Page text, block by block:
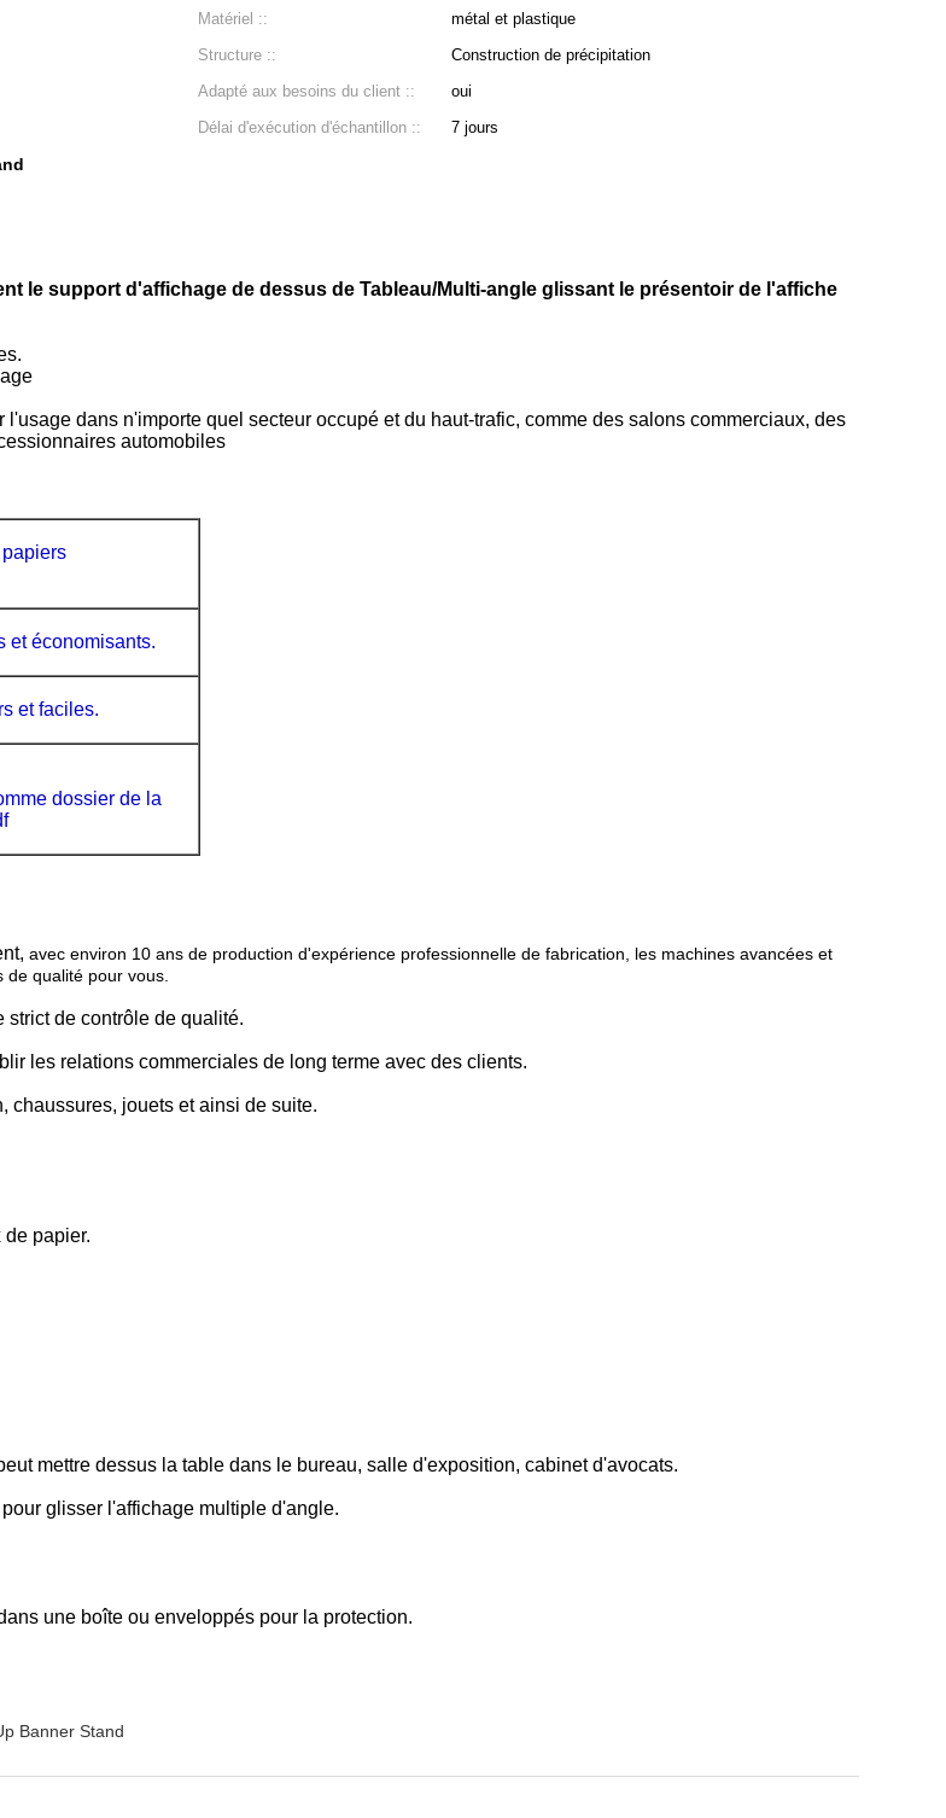
Matériel ::
métal et plastique
Structure ::
Construction de précipitation
Adapté aux besoins du client ::
oui
Délai d'exécution d'échantillon ::
7 jours
le support d'affichage de dessus de Tableau/Multi-angle glissant le présentoir de l'affiche
dans n'importe quel secteur occupé et du haut-trafic, comme des salons commerciaux, des
automobiles
et économisants.
et faciles.
dossier de la
avec environ 10 ans de production d'expérience professionnelle de fabrication, les machines avancées et
qualité pour vous.
strict de contrôle de qualité.
les relations commerciales de long terme avec des clients.
chaussures, jouets et ainsi de suite.
papier.
mettre dessus la table dans le bureau, salle d'exposition, cabinet d'avocats.
glisser l'affichage multiple d'angle.
une boîte ou enveloppés pour la protection.
Banner Stand